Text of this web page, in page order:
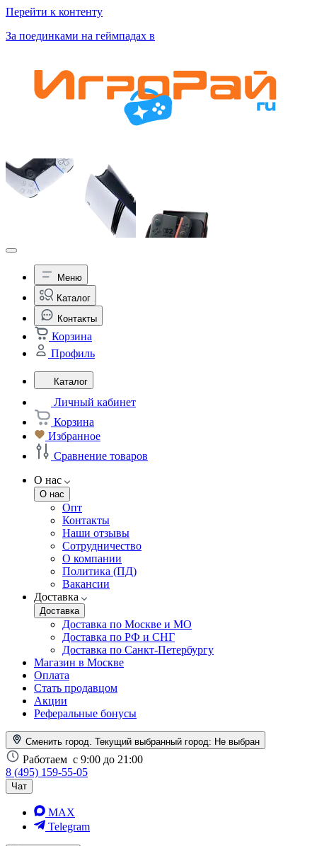
Перейти к контенту
За поединками на геймпадах в
Меню
Каталог
Контакты
Корзина
Профиль
Каталог
Личный кабинет
Корзина
Избранное
Сравнение товаров
О нас
О нас
Опт
Контакты
Наши отзывы
Сотрудничество
О компании
Политика (ПД)
Вакансии
Доставка
Доставка
Доставка по Москве и МО
Доставка по РФ и СНГ
Доставка по Санкт-Петербургу
Магазин в Москве
Оплата
Стать продавцом
Акции
Реферальные бонусы
Сменить город. Текущий выбранный город: Не выбран
Работаем с 9:00 до 21:00
8 (495) 159-55-05
Чат
MAX
Telegram